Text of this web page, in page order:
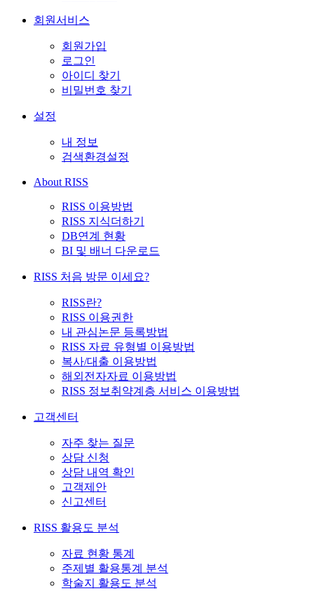
회원서비스
회원가입
로그인
아이디 찾기
비밀번호 찾기
설정
내 정보
검색환경설정
About RISS
RISS 이용방법
RISS 지식더하기
DB연계 현황
BI 및 배너 다운로드
RISS 처음 방문 이세요?
RISS란?
RISS 이용권한
내 관심논문 등록방법
RISS 자료 유형별 이용방법
복사/대출 이용방법
해외전자자료 이용방법
RISS 정보취약계층 서비스 이용방법
고객센터
자주 찾는 질문
상담 신청
상담 내역 확인
고객제안
신고센터
RISS 활용도 분석
자료 현황 통계
주제별 활용통계 분석
학술지 활용도 분석